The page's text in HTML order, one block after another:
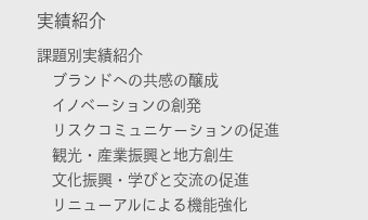
実績紹介
課題別実績紹介
ブランドへの共感の醸成
イノベーションの創発
リスクコミュニケーションの促進
観光・産業振興と地方創生
文化振興・学びと交流の促進
リニューアルによる機能強化